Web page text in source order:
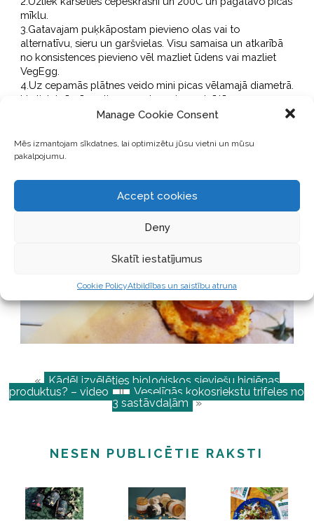
Manage Cookie Consent
Mēs izmantojam sīkdatnes, lai optimizētu jūsu vietni un mūsu
pakalpojumu.
Accept cookies
Deny
Skatīt iestatījumus
Cookie PolicyAtbildības un saistību atruna
mīklu.
3.Gatavajam puķkāpostam pievieno olas vai to
alternatīvu, sieru un garšvielas. Visu samaisa un atkarībā
no konsistences pievieno vēl mazliet ūdens vai mazliet
VegEgg.
4.Uz cepamās plātnes veido mini picas vēlamajā diametrā.
Un liek krāsnī cepties uz aptuveni 20 minūtēm.
5.Kad picas pamatnes ir gatavas, tām pa virsu liek tomātu
minūtēm!
6.Mazliet atdzesē un bauda vēl siltas!
« Kādēļ izvēlēties bioloģiskos sieviešu higiēnas
produktus? – video || Veselīgās kokosriekstu trifeles no
3 sastāvdaļām »
NESEN PUBLICĒTIE RAKSTI